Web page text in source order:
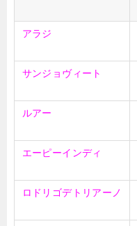
アラジ
サンジョヴィート
ルアー
エーピーインディ
ロドリゴデトリアーノ